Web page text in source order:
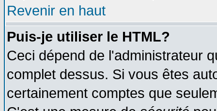
Revenir en haut
Puis-je utiliser le HTML?
Ceci dépend de l'administrateur
complet dessus. Si vous êtes
certainement comptes que